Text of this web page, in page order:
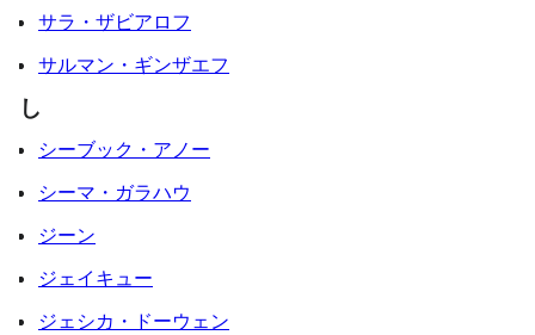
サラ・ザビアロフ
サルマン・ギンザエフ
し
シーブック・アノー
シーマ・ガラハウ
ジーン
ジェイキュー
ジェシカ・ドーウェン